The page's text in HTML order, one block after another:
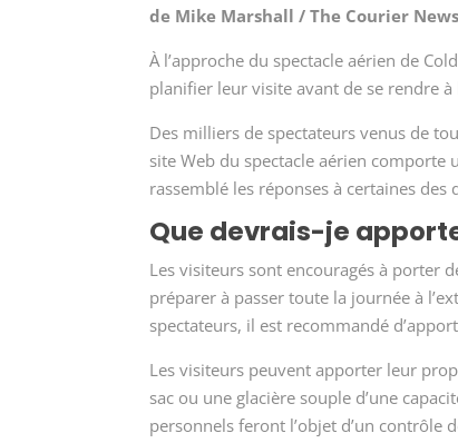
de Mike Marshall / The Courier News
À l’approche du spectacle aérien de
planifier leur visite avant de se rendre à
Des milliers de spectateurs venus de
site Web du spectacle aérien
rassemblé les réponses à certaines
Que devrais-je
Les visiteurs sont encouragés à porter
préparer à passer toute la journée à
spectateurs, il est recommandé
Les visiteurs peuvent apporter leur
sac ou une glacière souple d’une
personnels feront l’objet d’un contrôle